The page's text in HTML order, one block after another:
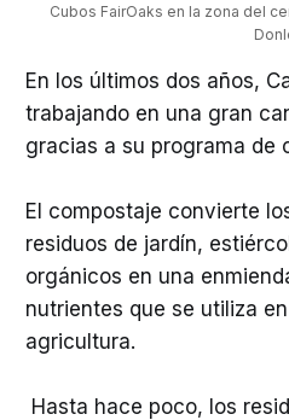
Cubos FairOaks en la zona del
En los últimos dos años,
trabajando en una gran
gracias a su programa de
El compostaje convierte
residuos de jardín,
orgánicos en una
nutrientes que se utiliza
agricultura.
Hasta hace poco, los